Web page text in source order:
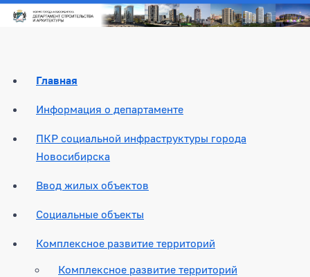
Главная
Информация о департаменте
ПКР социальной инфраструктуры города
Новосибирска
Ввод жилых объектов
Социальные объекты
Комплексное развитие территорий
Комплексное развитие территорий